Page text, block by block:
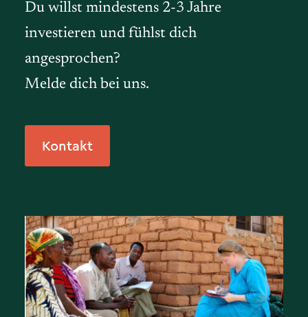
Du willst mindestens 2-3 Jahre
investieren und fühlst dich
angesprochen?
Melde dich bei uns.
Kontakt